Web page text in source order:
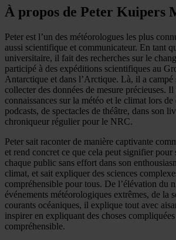
À propos de Peter Kuipers
Peter est l’un des météorologues les plus
aussi scientifique et communicateur. En tant
universitaire, il fait des recherches sur le
participé à des expéditions scientifiques au
Antarctique et dans l’Arctique. Là, il a campé
collecter des données de mesure précieuses. Il
connaissances sur la météo et le climat lors de
podcasts, de spectacles de théâtre, dans son
chroniqueur régulier pour le NRC.
Peter sait raconter de manière captivante
et rend concret ce que cela peut signifier
chaque public sans effort dans son
climat, et sait expliquer des sciences
compréhensible pour tous. De l’élévation du
événements météorologiques extrêmes, de la
courants océaniques, il explique tout avec
inspirer en expliquant des choses
compréhensible.